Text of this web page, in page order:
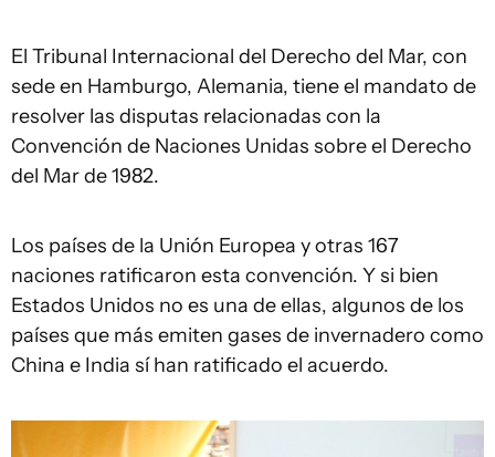
El Tribunal Internacional del Derecho del Mar, con
sede en Hamburgo, Alemania, tiene el mandato de
resolver las disputas relacionadas con la
Convención de Naciones Unidas sobre el Derecho
del Mar de 1982.
Los países de la Unión Europea y otras 167
naciones ratificaron esta convención. Y si bien
Estados Unidos no es una de ellas, algunos de los
países que más emiten gases de invernadero como
China e India sí han ratificado el acuerdo.